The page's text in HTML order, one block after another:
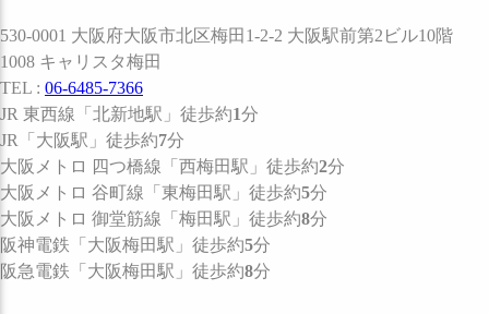
530-0001 大阪府大阪市北区梅田1-2-2 大阪駅前第2ビル10階
1008 キャリスタ梅田
TEL : 06-6485-7366
JR 東西線 「北新地駅」 徒歩約1分
JR
「大阪駅」 徒歩約7分
大阪メトロ 四つ橋線 「西梅田駅」 徒歩約2分
大阪メトロ 谷町線 「東梅田駅」 徒歩約5分
大阪メトロ 御堂筋線 「梅田駅」 徒歩約8分
阪神電鉄 「大阪梅田駅」 徒歩約5分
阪急電鉄 「大阪梅田駅」 徒歩約8分